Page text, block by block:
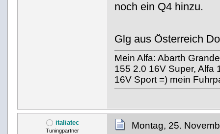
noch ein Q4 hinzu.
Glg aus Österreich
Mein Alfa: Abarth
155 2.0 16V Super, Alfa
16V Sport =) mein
italiatec
Tuningpartner Montag, 25.